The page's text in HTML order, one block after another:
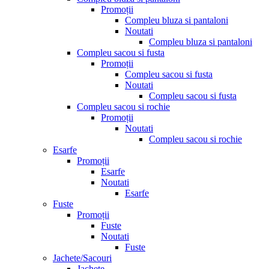
Promoții
Compleu bluza si pantaloni
Noutati
Compleu bluza si pantaloni
Compleu sacou si fusta
Promoții
Compleu sacou si fusta
Noutati
Compleu sacou si fusta
Compleu sacou si rochie
Promoții
Noutati
Compleu sacou si rochie
Esarfe
Promoții
Esarfe
Noutati
Esarfe
Fuste
Promoții
Fuste
Noutati
Fuste
Jachete/Sacouri